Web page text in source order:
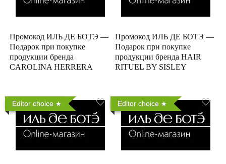
Промокод ИЛЬ ДЕ БОТЭ —
Подарок при покупке
продукции бренда
CAROLINA HERRERA
Промокод ИЛЬ ДЕ БОТЭ —
Подарок при покупке
продукции бренда HAIR
RITUEL BY SISLEY
Editor choice Editor choice